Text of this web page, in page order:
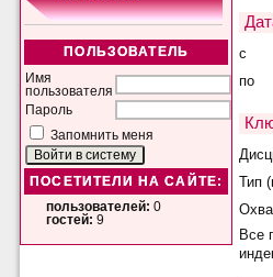
ПОЛЬЗОВАТЕЛЬ
Имя
пользователя
Пароль
Запомнить меня
ПОСЕТИТЕЛИ НА САЙТЕ:
пользователей: 0
гостей: 9
с
по
Тип
Все